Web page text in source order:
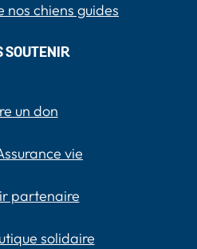
nos chiens guides
SOUTENIR
un don
vie
partenaire
solidaire